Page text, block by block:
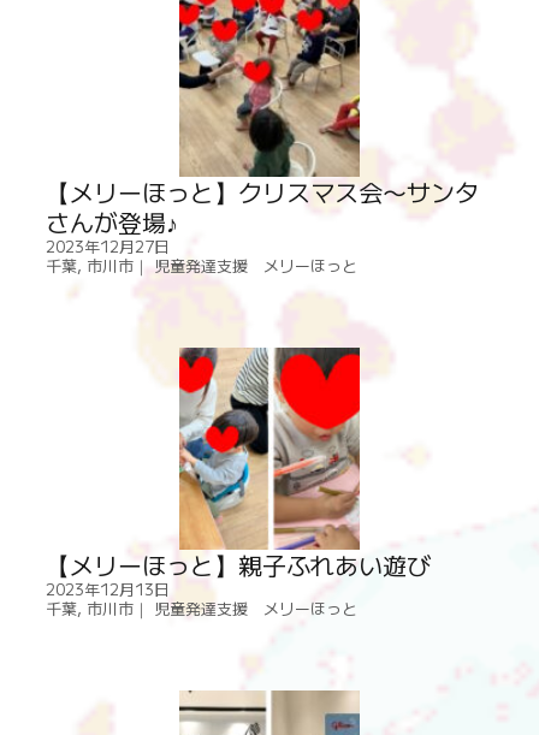
【メリーほっと】クリスマス会〜サンタ
さんが登場♪
2023年12月27日
千葉, 市川市｜ 児童発達支援 メリーほっと
【メリーほっと】親子ふれあい遊び
2023年12月13日
千葉, 市川市｜ 児童発達支援 メリーほっと